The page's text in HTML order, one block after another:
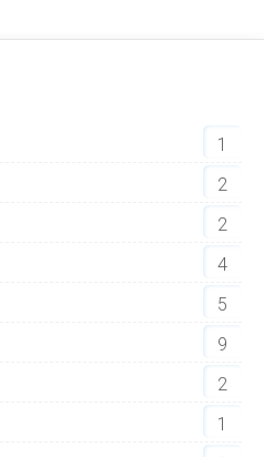
1
2
2
4
5
9
2
1